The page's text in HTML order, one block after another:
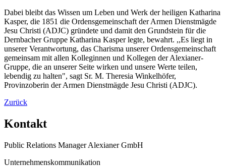
Dabei bleibt das Wissen um Leben und Werk der heiligen Katharina
Kasper, die 1851 die Ordensgemeinschaft der Armen Dienstmägde
Jesu Christi (ADJC) gründete und damit den Grundstein für die
Dernbacher Gruppe Katharina Kasper legte, bewahrt. ,,Es liegt in
unserer Verantwortung, das Charisma unserer Ordensgemeinschaft
gemeinsam mit allen Kolleginnen und Kollegen der Alexianer-
Gruppe, die an unserer Seite wirken und unsere Werte teilen,
lebendig zu halten", sagt Sr. M. Theresia Winkelhöfer,
Provinzoberin der Armen Dienstmägde Jesu Christi (ADJC).
Zurück
Kontakt
Public Relations Manager Alexianer GmbH
Unternehmenskommunikation